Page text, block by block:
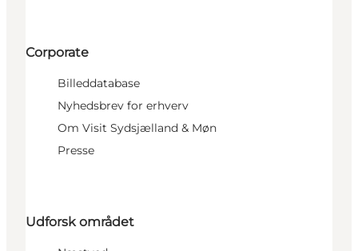
Corporate
Billeddatabase
Nyhedsbrev for erhverv
Om Visit Sydsjælland & Møn
Presse
Udforsk området